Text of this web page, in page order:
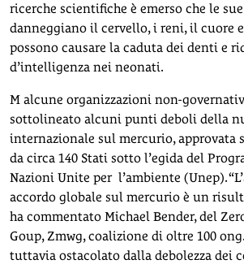
ricerche scientifiche è emerso che le
danneggiano il cervello, i reni, il cuore
possono causare la caduta dei denti e
d’intelligenza nei neonati.
M alcune organizzazioni non-
sottolineato alcuni punti deboli della
internazionale sul mercurio, approvata
da circa 140 Stati sotto l’egida del
Nazioni Unite per l’ambiente (Unep).
accordo globale sul mercurio è un
ha commentato Michael Bender, del
Goup, Zmwg, coalizione di oltre 100
tuttavia ostacolato dalla debolezza dei